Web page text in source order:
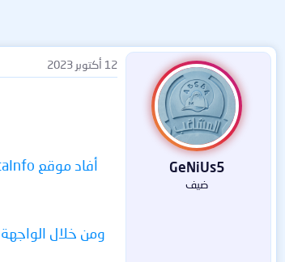
GeNiUs5
ضيف
12 أكتوبر 2023